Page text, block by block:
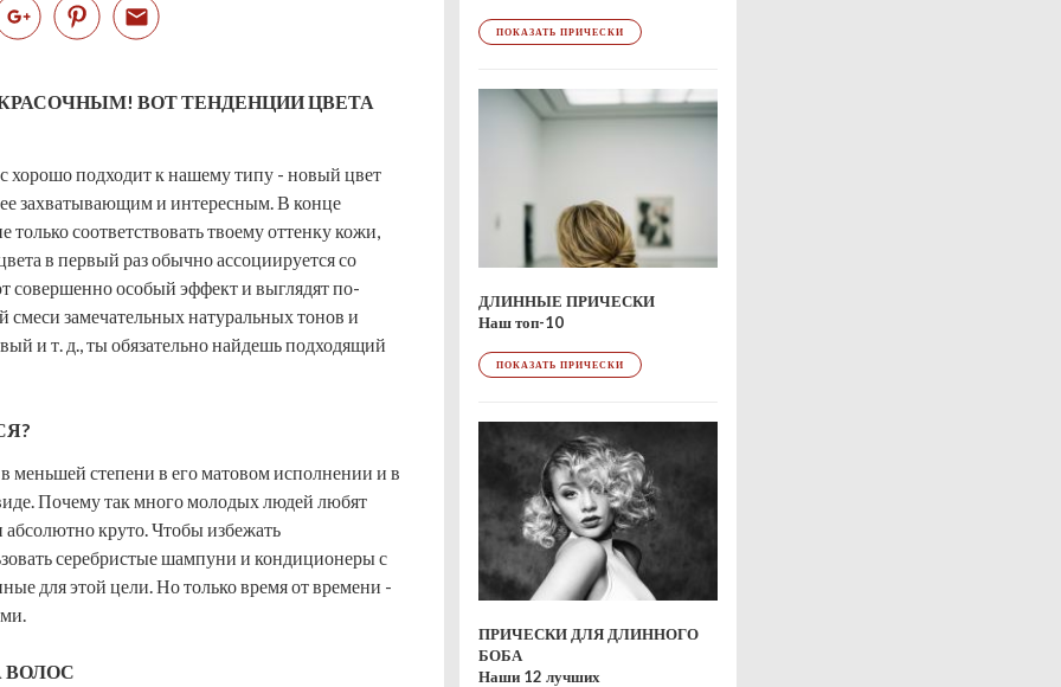
ВОТ ТЕНДЕНЦИИ ЦВЕТА
хорошо подходит к нашему типу - новый цвет
захватывающим и интересным. В конце
соответствовать твоему оттенку кожи,
в первый раз обычно ассоциируется со
особый эффект и выглядят по-
смеси замечательных натуральных тонов и
и т. д., ты обязательно найдешь подходящий
меньшей степени в его матовом исполнении и в
Почему так много молодых людей любят
круто. Чтобы избежать
серебристые шампуни и кондиционеры с
для этой цели. Но только время от времени -
ВОЛОС
ПОКАЗАТЬ ПРИЧЕСКИ
ДЛИННЫЕ ПРИЧЕСКИ
Наш топ-10
ПОКАЗАТЬ ПРИЧЕСКИ
ПРИЧЕСКИ ДЛЯ ДЛИННОГО
БОБА
Наши 12 лучших